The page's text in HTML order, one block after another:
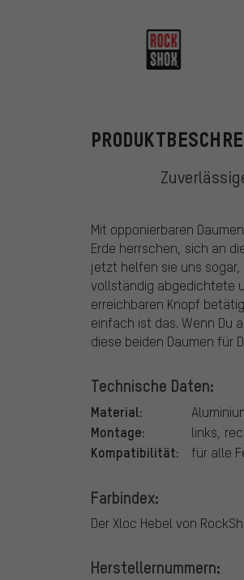
Mit opponierbaren
Erde herrschen, sich an
jetzt helfen sie uns
vollständig abgedichtete
erreichbaren Knopf
einfach ist das. Wenn Du
diese beiden Daumen für
Technische Daten:
Material:
Montage: links,
Kompatibilität: für alle
Farbindex:
Der Xloc Hebel von
Herstellernummern: